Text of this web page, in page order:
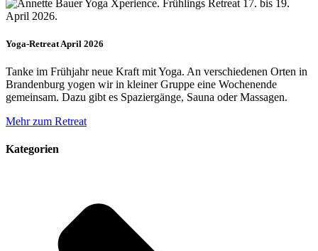
Yoga-Retreat April 2026
Tanke im Frühjahr neue Kraft mit Yoga. An verschiedenen Orten in
Brandenburg yogen wir in kleiner Gruppe eine Wochenende
gemeinsam. Dazu gibt es Spaziergänge, Sauna oder Massagen.
Mehr zum Retreat
Kategorien